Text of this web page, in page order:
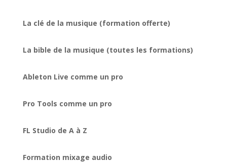
La clé de la musique (formation offerte)
La bible de la musique (toutes les formations)
Ableton Live comme un pro
Pro Tools comme un pro
FL Studio de A à Z
Formation mixage audio